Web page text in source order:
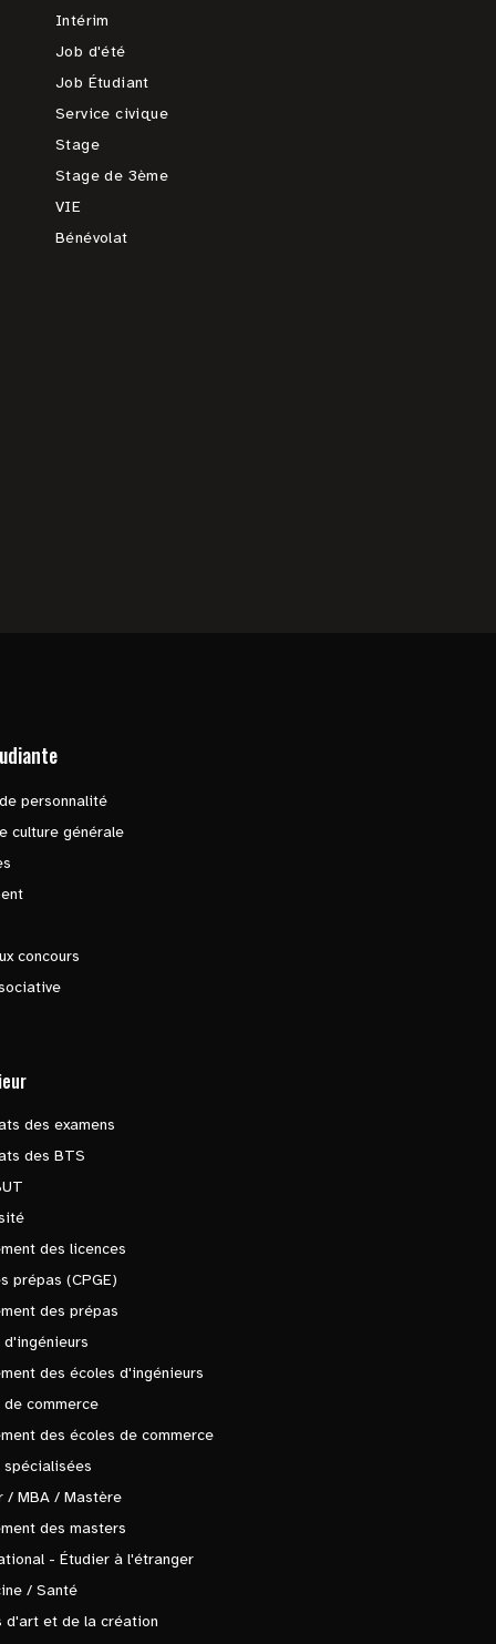
Intérim
Job d'été
Job Étudiant
Service civique
Stage
Stage de 3ème
VIE
Bénévolat
personnalité
culture générale
concours
des examens
des BTS
des licences
prépas (CPGE)
des prépas
d'ingénieurs
des écoles d'ingénieurs
de commerce
des écoles de commerce
spécialisées
/ MBA / Mastère
des masters
- Étudier à l'étranger
/ Santé
d'art et de la création